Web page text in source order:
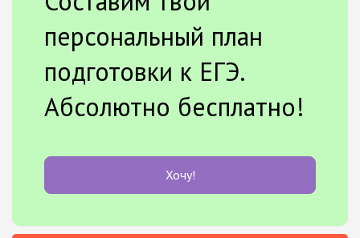
персональный план
подготовки к ЕГЭ.
Абсолютно бесплатно!
Хочу!